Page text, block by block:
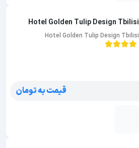
Hotel Golden Tulip Design Tbilisi
Hotel Golden Tulip Design Tbilisi
قیمت به تومان